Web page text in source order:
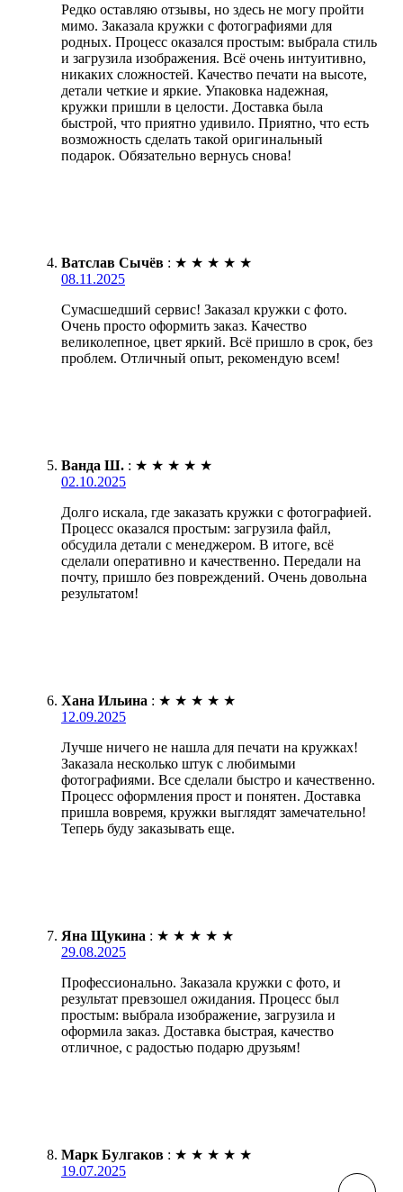
Редко оставляю отзывы, но здесь не могу пройти
мимо. Заказала кружки с фотографиями для
родных. Процесс оказался простым: выбрала стиль
и загрузила изображения. Всё очень интуитивно,
никаких сложностей. Качество печати на высоте,
детали четкие и яркие. Упаковка надежная,
кружки пришли в целости. Доставка была
быстрой, что приятно удивило. Приятно, что есть
возможность сделать такой оригинальный
подарок. Обязательно вернусь снова!
Ватслав Сычёв : ★ ★ ★ ★ ★
08.11.2025
Сумасшедший сервис! Заказал кружки с фото.
Очень просто оформить заказ. Качество
великолепное, цвет яркий. Всё пришло в срок, без
проблем. Отличный опыт, рекомендую всем!
Ванда Ш. : ★ ★ ★ ★ ★
02.10.2025
Долго искала, где заказать кружки с фотографией.
Процесс оказался простым: загрузила файл,
обсудила детали с менеджером. В итоге, всё
сделали оперативно и качественно. Передали на
почту, пришло без повреждений. Очень довольна
результатом!
Хана Ильина : ★ ★ ★ ★ ★
12.09.2025
Лучше ничего не нашла для печати на кружках!
Заказала несколько штук с любимыми
фотографиями. Все сделали быстро и качественно.
Процесс оформления прост и понятен. Доставка
пришла вовремя, кружки выглядят замечательно!
Теперь буду заказывать еще.
Яна Щукина : ★ ★ ★ ★ ★
29.08.2025
Профессионально. Заказала кружки с фото, и
результат превзошел ожидания. Процесс был
простым: выбрала изображение, загрузила и
оформила заказ. Доставка быстрая, качество
отличное, с радостью подарю друзьям!
Марк Булгаков : ★ ★ ★ ★ ★
19.07.2025